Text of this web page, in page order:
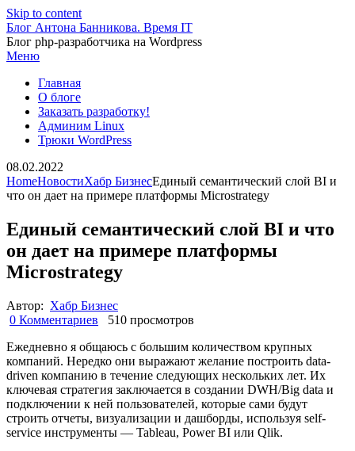
Skip to content
Блог Антона Банникова. Время IT
Блог php-разработчика на Wordpress
Меню
Главная
О блоге
Заказать разработку!
Админим Linux
Трюки WordPress
08.02.2022
HomeНовостиХабр БизнесЕдиный семантический слой BI и
что он дает на примере платформы Microstrategy
Единый семантический слой BI и что
он дает на примере платформы
Microstrategy
Автор: Хабр Бизнес
0 Комментариев
510 просмотров
Ежедневно я общаюсь с большим количеством крупных
компаний. Нередко они выражают желание построить data-
driven компанию в течение следующих нескольких лет. Их
ключевая стратегия заключается в создании DWH/Big data и
подключении к ней пользователей, которые сами будут
строить отчеты, визуализации и дашборды, используя self-
service инструменты — Tableau, Power BI или Qlik.